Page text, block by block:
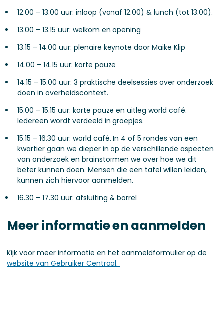
12.00 – 13.00 uur: inloop (vanaf 12.00) & lunch (tot 13.00).
13.00 – 13.15 uur: welkom en opening
13.15 – 14.00 uur: plenaire keynote door Maike Klip
14.00 – 14.15 uur: korte pauze
14.15 – 15.00 uur: 3 praktische deelsessies over onderzoek
doen in overheidscontext.
15.00 – 15.15 uur: korte pauze en uitleg world café.
Iedereen wordt verdeeld in groepjes.
15.15 – 16.30 uur: world café. In 4 of 5 rondes van een
kwartier gaan we dieper in op de verschillende aspecten
van onderzoek en brainstormen we over hoe we dit
beter kunnen doen. Mensen die een tafel willen leiden,
kunnen zich hiervoor aanmelden.
16.30 – 17.30 uur: afsluiting & borrel
Meer informatie en aanmelden
Kijk voor meer informatie en het aanmeldformulier op de
website van Gebruiker Centraal.